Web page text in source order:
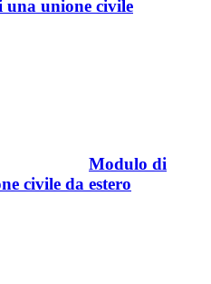
una unione civile
Modulo di
civile da estero